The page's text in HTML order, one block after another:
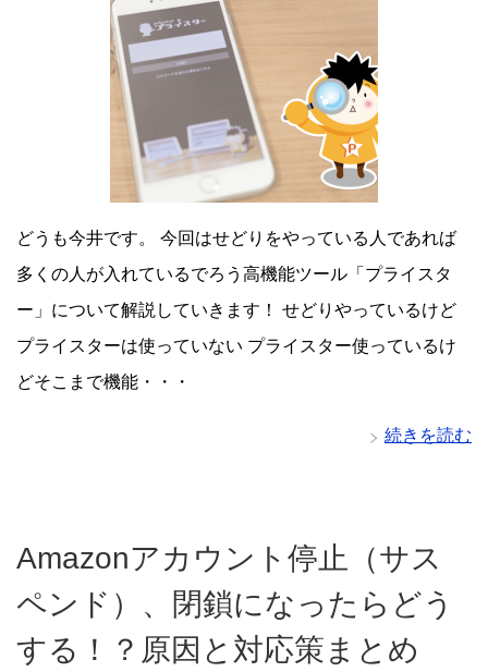
どうも今井です。 今回はせどりをやっている人であれば
多くの人が入れているでろう高機能ツール「プライスタ
ー」について解説していきます！ せどりやっているけど
プライスターは使っていない プライスター使っているけ
どそこまで機能・・・
続きを読む
Amazonアカウント停止（サス
ペンド）、閉鎖になったらどう
する！？原因と対応策まとめ